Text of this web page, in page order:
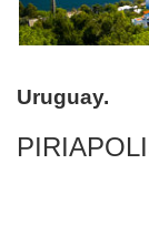
Uruguay.